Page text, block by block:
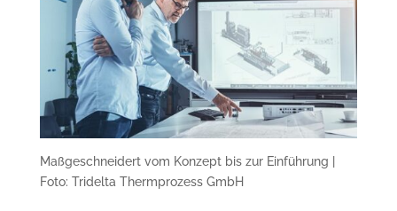
Maßgeschneidert vom Konzept bis zur Einführung |
Foto: Tridelta Thermprozess GmbH